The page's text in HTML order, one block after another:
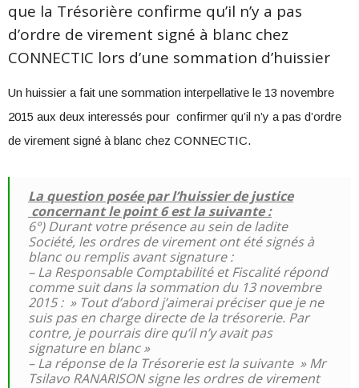
que la Trésorière confirme qu’il n’y a pas
d’ordre de virement signé à blanc chez
CONNECTIC lors d’une sommation d’huissier
Un huissier a fait une sommation interpellative le 13 novembre
2015 aux deux interessés pour confirmer qu’il n’y a pas d’ordre
de virement signé à blanc chez CONNECTIC.
La question posée par l’huissier de justice
concernant le point 6 est la suivante :
6°) Durant votre présence au sein de ladite
Société, les ordres de virement ont été signés à
blanc ou remplis avant signature :
– La Responsable Comptabilité et Fiscalité répond
comme suit dans la sommation du 13 novembre
2015 : » Tout d’abord j’aimerai préciser que je ne
suis pas en charge directe de la trésorerie. Par
contre, je pourrais dire qu’il n’y avait pas
signature en blanc »
– La réponse de la Trésorerie est la suivante » Mr
Tsilavo RANARISON signe les ordres de virement